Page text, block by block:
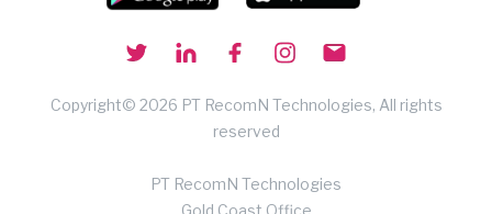
Copyright© 2026 PT RecomN Technologies, All rights
reserved
PT RecomN Technologies
Gold Coast Office